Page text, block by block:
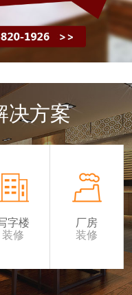
决方案
字楼
装修
厂房
装修